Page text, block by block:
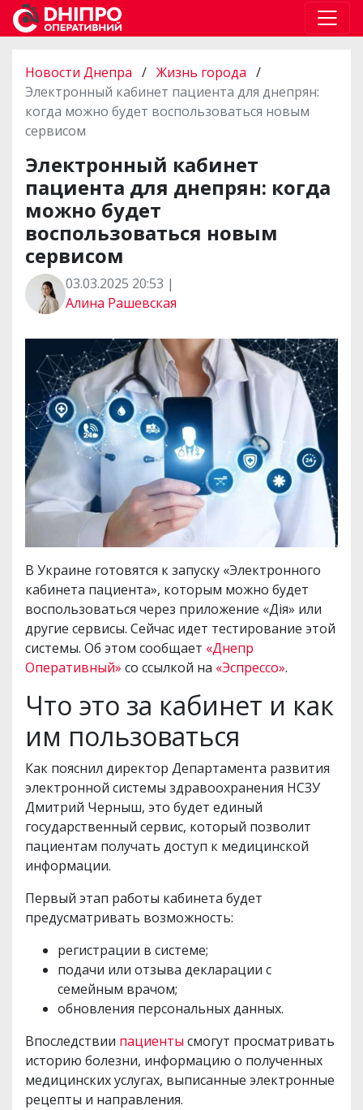
Новости Днепра / Жизнь города /
Электронный кабинет пациента для днепрян:
когда можно будет воспользоваться новым
сервисом
Электронный кабинет
пациента для днепрян: когда
можно будет
воспользоваться новым
сервисом
03.03.2025 20:53 |
Алина Рашевская
В Украине готовятся к запуску «Электронного
кабинета пациента», которым можно будет
воспользоваться через приложение «Дія» или
другие сервисы. Сейчас идет тестирование этой
системы. Об этом сообщает «Днепр
Оперативный» со ссылкой на «Эспрессо».
Что это за кабинет и как
им пользоваться
Как пояснил директор Департамента развития
электронной системы здравоохранения НСЗУ
Дмитрий Черныш, это будет единый
государственный сервис, который позволит
пациентам получать доступ к медицинской
информации.
Первый этап работы кабинета будет
предусматривать возможность:
регистрации в системе;
подачи или отзыва декларации с
семейным врачом;
обновления персональных данных.
Впоследствии пациенты смогут просматривать
историю болезни, информацию о полученных
медицинских услугах, выписанные электронные
рецепты и направления.